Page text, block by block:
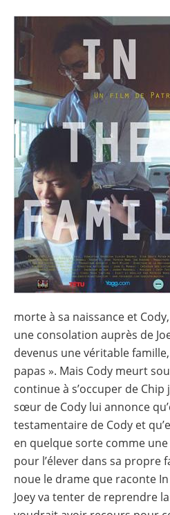
Image
morte à sa naissance et
une consolation auprès de
devenus une véritable
papas ». Mais Cody meurt
continue à s’occuper de
sœur de Cody lui annonce
testamentaire de Cody et
en quelque sorte comme une
pour l’élever dans sa propre
noue le drame que raconte
Joey va tenter de reprendre